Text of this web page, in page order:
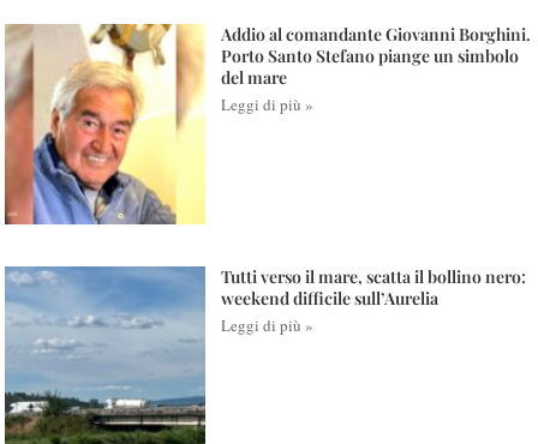
Addio al comandante Giovanni Borghini.
Porto Santo Stefano piange un simbolo
del mare
Leggi di più »
Tutti verso il mare, scatta il bollino nero:
weekend difficile sull’Aurelia
Leggi di più »